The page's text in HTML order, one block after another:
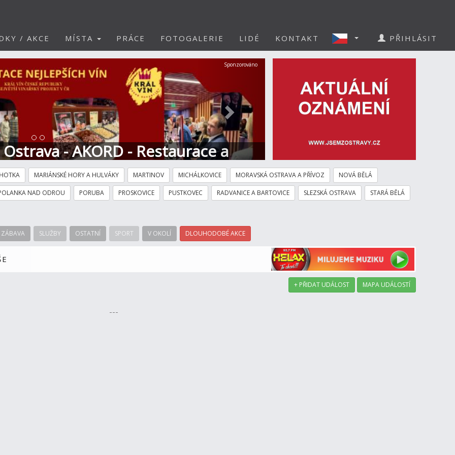
/ AKCE MÍSTA PRÁCE FOTOGALERIE LIDÉ KONTAKT PŘIHLÁSIT
- AKORD - Restaurace a
Další
Sponzorováno
MARIÁNSKÉ HORY A HULVÁKY MARTINOV MICHÁLKOVICE MORAVSKÁ OSTRAVA A PŘÍVOZ NOVÁ BĚLÁ
NAD ODROU PORUBA PROSKOVICE PUSTKOVEC RADVANICE A BARTOVICE SLEZSKÁ OSTRAVA STARÁ BĚLÁ
ZÁBAVA SLUŽBY OSTATNÍ SPORT V OKOLÍ DLOUHODOBÉ AKCE
+ PŘIDAT UDÁLOST MAPA UDÁLOSTÍ
---